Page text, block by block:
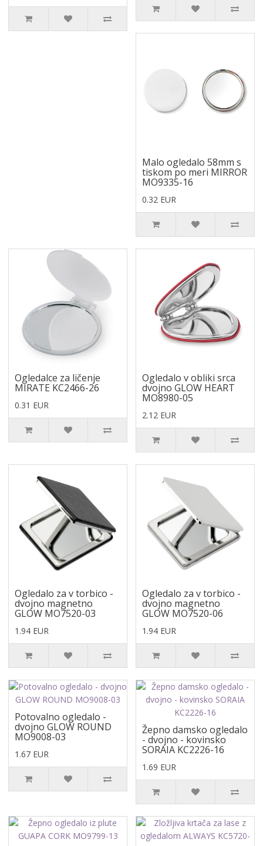
Malo ogledalo 58mm s
tiskom po meri MIRROR
MO9335-16
0.32 EUR
Ogledalce za ličenje
MIRATE KC2466-26
0.31 EUR
Ogledalo v obliki srca
dvojno GLOW HEART
MO8980-05
2.12 EUR
Ogledalo za v torbico -
dvojno magnetno
GLOW MO7520-03
1.94 EUR
Ogledalo za v torbico -
dvojno magnetno
GLOW MO7520-06
1.94 EUR
Potovalno ogledalo -
dvojno GLOW ROUND
MO9008-03
1.67 EUR
Žepno damsko ogledalo
- dvojno - kovinsko
SORAIA KC2226-16
1.69 EUR